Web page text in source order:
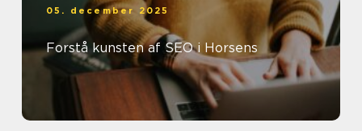
05. december 2025
Forstå kunsten af SEO i Horsens